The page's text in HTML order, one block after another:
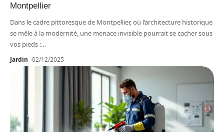
Montpellier
Dans le cadre pittoresque de Montpellier, où l’architecture historique
se mêle à la modernité, une menace invisible pourrait se cacher sous
vos pieds :…
Jardin 02/12/2025